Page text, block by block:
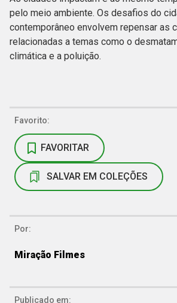
pelo meio ambiente. Os desafios do
contemporâneo envolvem repensar as
relacionadas a temas como o
climática e a poluição.
Favorito:
FAVORITAR
SALVAR EM COLEÇÕES
Por:
Miração Filmes
Publicado em: